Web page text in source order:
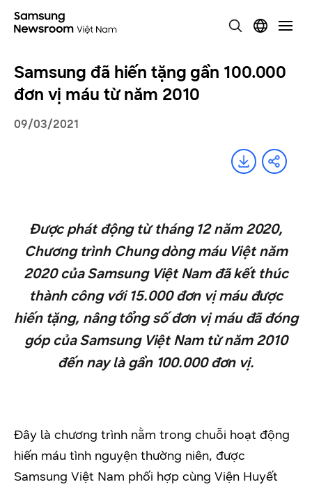
Samsung đã hiến tặng gần 100.000
đơn vị máu từ năm 2010
09/03/2021
Được phát động từ tháng 12 năm 2020,
Chương trình Chung dòng máu Việt năm
2020 của Samsung Việt Nam đã kết thúc
thành công với 15.000 đơn vị máu được
hiến tặng, nâng tổng số đơn vị máu đã đóng
góp của Samsung Việt Nam từ năm 2010
đến nay là gần 100.000 đơn vị.
Đây là chương trình nằm trong chuỗi hoạt động
hiến máu tình nguyện thường niên, được
Samsung Việt Nam phối hợp cùng Viện Huyết